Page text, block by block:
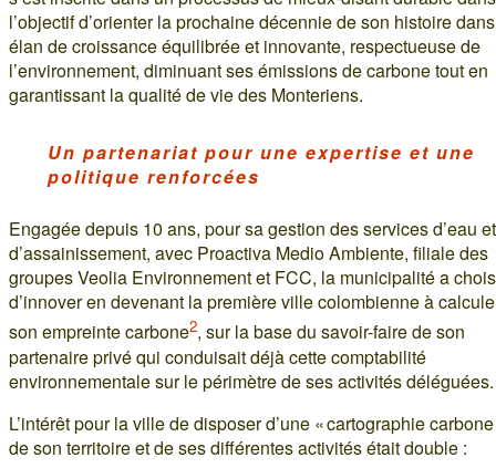
l’objectif d’orienter la prochaine décennie de son histoire
élan de croissance équilibrée et innovante, respectueuse de
l’environnement, diminuant ses émissions de carbone tout en
garantissant la qualité de vie des Monteriens.
Un partenariat pour une expertise et une
politique renforcées
Engagée depuis 10 ans, pour sa gestion des services d’eau et
d’assainissement, avec Proactiva Medio Ambiente, filiale des
groupes Veolia Environnement et FCC, la municipalité a
d’innover en devenant la première ville colombienne à
son empreinte carbone2, sur la base du savoir-faire de son
partenaire privé qui conduisait déjà cette comptabilité
environnementale sur le périmètre de ses activités déléguées.
L’intérêt pour la ville de disposer d’une « cartographie
de son territoire et de ses différentes activités était double :